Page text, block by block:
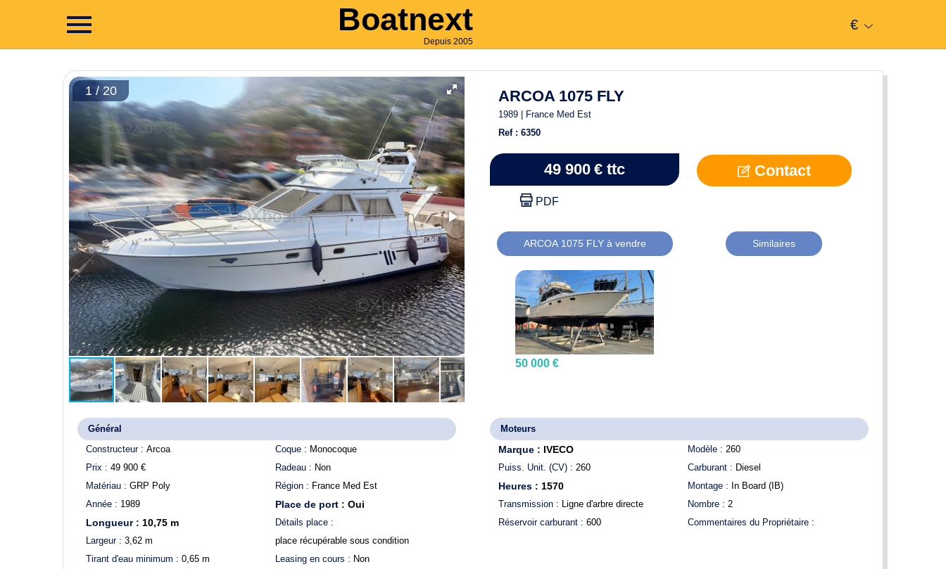
Boatnext
Depuis 2005
€
1 / 20 ARCOA 1075 FLY
1989 | France Med Est
Ref : 6350
49 900 € ttc Contact
PDF
ARCOA 1075 FLY à vendre Similaires
50 000 €
Général
Constructeur : Arcoa
Prix : 49 900 €
Matériau : GRP Poly
Année : 1989
Longueur : 10,75 m
Largeur : 3,62 m
Tirant d'eau minimum : 0,65 m
Coque : Monocoque
Radeau : Non
Région : France Med Est
Place de port : Oui
Détails place :
place récupérable sous condition
Leasing en cours : Non
Moteurs
Marque : IVECO
Puiss. Unit. (CV) : 260
Heures : 1570
Transmission : Ligne d'arbre directe
Réservoir carburant : 600
Modèle : 260
Carburant : Diesel
Montage : In Board (IB)
Nombre : 2
Commentaires du Propriétaire :